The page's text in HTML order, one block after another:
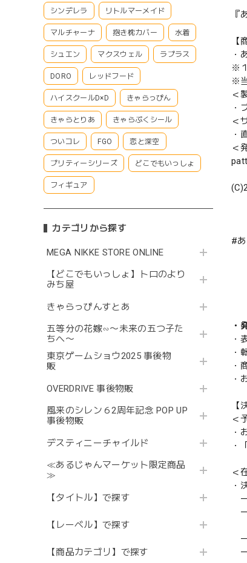
シンデレラ リトルマーメイド
マルチャーナ 抱き枕カバー 水着
シュエン マクスウェル ラプラス
DORO レッドフード
ハイスクールD×D きゃらっぴん
きゃらとりあ きゃらぷくシール
ついコレ FGO 恋と深空
プリティーシリーズ どこでもいっしょ
フィギュア
カテゴリから探す
MEGA NIKKE STORE ONLINE
【どこでもいっしょ】トロのより
みち屋
きゃらっぴんすとあ
五等分の花嫁∽〜未来の五つ子た
ちへ〜
東京ゲームショウ2025 事後物
販
OVERDRIVE 事後物販
風来のシレン６2周年記念 POP UP
事後物販
デスティニーチャイルド
≪あるじゃんマーケット限定商品
≫
【タイトル】で探す
【レーベル】で探す
【商品カテゴリ】で探す
『
【
・
※
※
＜
・
＜
・
＜
#
・
・
・
・
・
【
＜
・
・
＜
・